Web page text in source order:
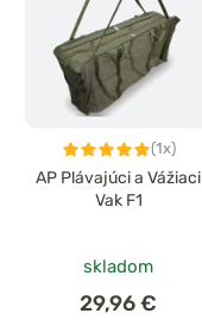
(1x)
AP Plávajúci a Vážiaci
Vak F1
skladom
29,96 €